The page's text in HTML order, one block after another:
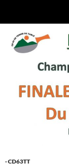
- CD63TT